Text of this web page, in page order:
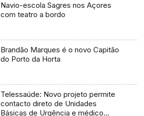
Navio-escola Sagres nos Açores
com teatro a bordo
Brandão Marques é o novo Capitão
do Porto da Horta
Telessaúde: Novo projeto permite
contacto direto de Unidades
Básicas de Urgência e médico